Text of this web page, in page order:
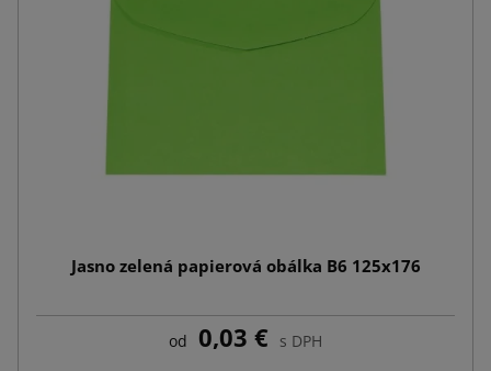
Jasno zelená papierová obálka B6 125x176
od 0,03 € s DPH